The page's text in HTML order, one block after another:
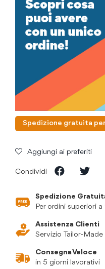
Spedizione gratuita
Aggiungi ai preferiti
Condividi
Spedizione
Per ordini superiori
Assistenza Clienti
Servizio Tailor-Made
Consegna Veloce
in 5 giorni lavorativi